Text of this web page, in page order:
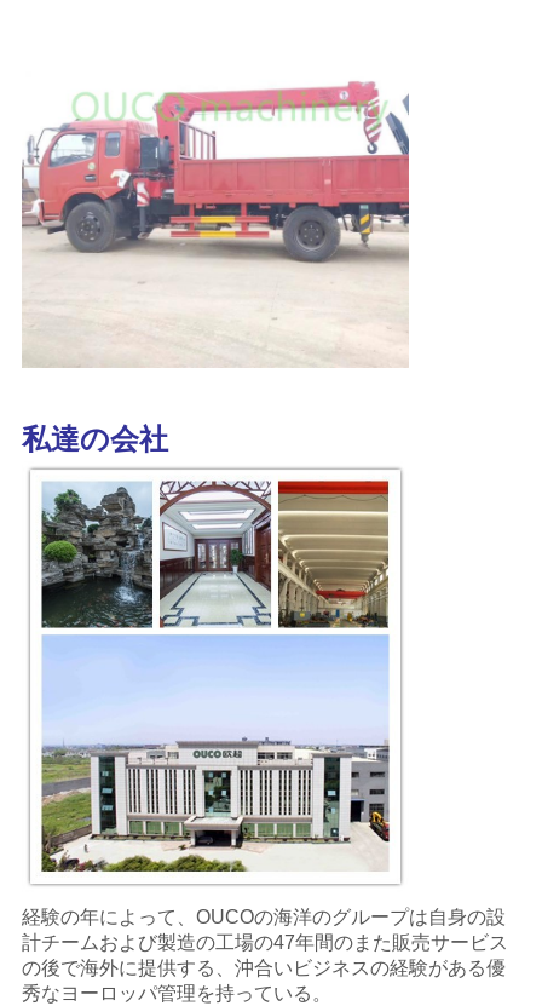
私達の会社
経験の年によって、OUCOの海洋のグループは自身の設
計チームおよび製造の工場の47年間のまた販売サービス
の後で海外に提供する、沖合いビジネスの経験がある優
秀なヨーロッパ管理を持っている。